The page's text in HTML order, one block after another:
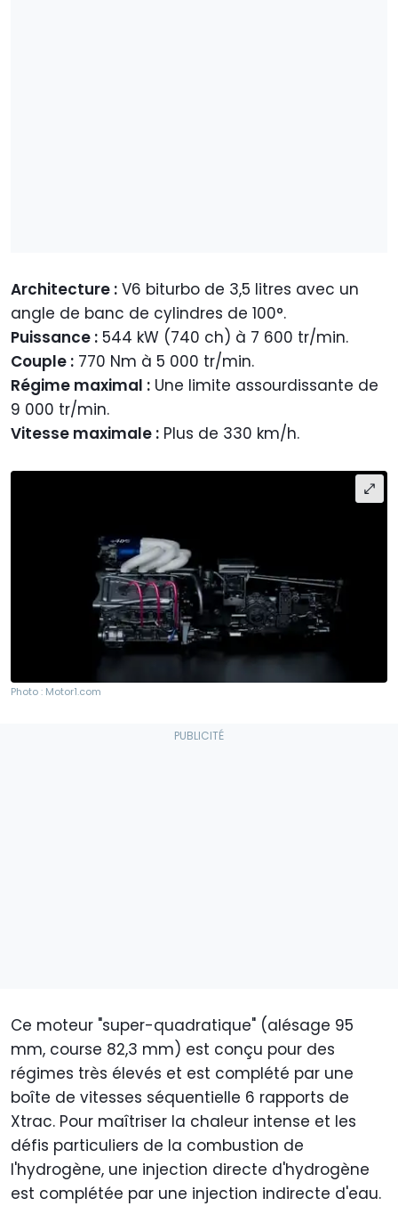
Architecture : V6 biturbo de 3,5 litres avec un
angle de banc de cylindres de 100°.
Puissance : 544 kW (740 ch) à 7 600 tr/min.
Couple : 770 Nm à 5 000 tr/min.
Régime maximal : Une limite assourdissante de
9 000 tr/min.
Vitesse maximale : Plus de 330 km/h.
Photo : Motor1.com
Ce moteur "super-quadratique" (alésage 95
mm, course 82,3 mm) est conçu pour des
régimes très élevés et est complété par une
boîte de vitesses séquentielle 6 rapports de
Xtrac. Pour maîtriser la chaleur intense et les
défis particuliers de la combustion de
l'hydrogène, une injection directe d'hydrogène
est complétée par une injection indirecte d'eau.